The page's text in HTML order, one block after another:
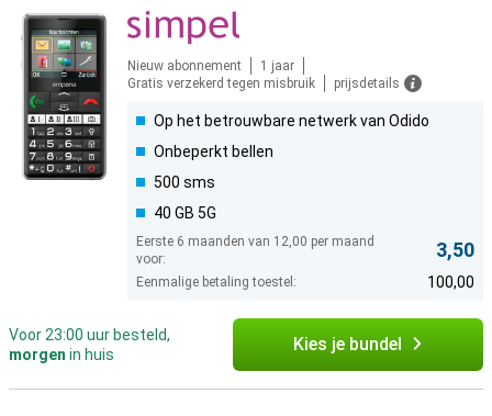
Nieuw abonnement
1 jaar
Gratis verzekerd tegen misbruik
prijsdetails
Op het betrouwbare netwerk van Odido
Onbeperkt bellen
500 sms
40 GB 5G
Eerste 6 maanden van 12,00 per maand
voor:
3,50
Eenmalige betaling toestel: 100,00
Voor 23:00 uur besteld,
morgen in huis Kies je bundel